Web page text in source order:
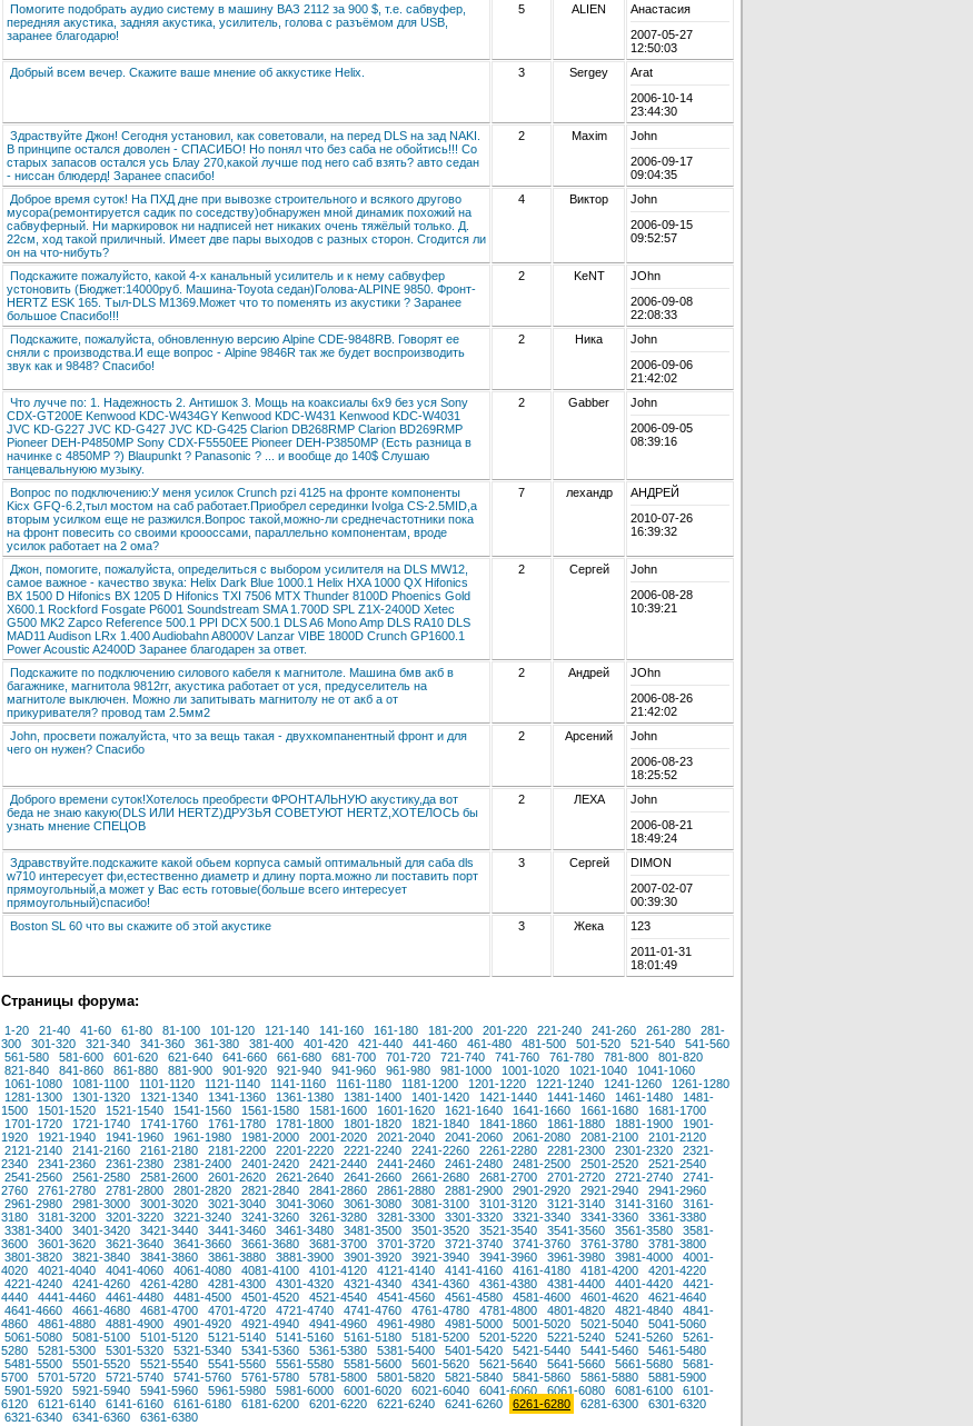
Помогите подобрать аудио систему в машину ВАЗ 2112 за 900 $, т.е. сабвуфер,
передняя акустика, задняя акустика, усилитель, голова с разъёмом для USB,
заранее благодарю!
5 ALIEN
Анастасия
2007-05-27
12:50:03
Добрый всем вечер. Скажите ваше мнение об аккустике Helix.
3 Sergey
Arat
2006-10-14
23:44:30
Здраствуйте Джон! Сегодня установил, как советовали, на перед DLS на зад NAKI.
В принципе остался доволен - СПАСИБО! Но понял что без саба не обойтись!!! Со
старых запасов остался усь Блау 270,какой лучше под него саб взять? авто седан
- ниссан блюдерд! Заранее спасибо!
2 Maxim
John
2006-09-17
09:04:35
Доброе время суток! На ПХД дне при вывозке строительного и всякого другово
мусора(ремонтируется садик по соседству)обнаружен мной динамик похожий на
сабвуферный. Ни маркировок ни надписей нет никаких очень тяжёлый только. Д.
22см, ход такой приличный. Имеет две пары выходов с разных сторон. Сгодится ли
он на что-нибуть?
4 Виктор
John
2006-09-15
09:52:57
Подскажите пожалуйсто, какой 4-х канальный усилитель и к нему сабвуфер
устоновить (Бюджет:14000руб. Машина-Toyota седан)Голова-ALPINE 9850. Фронт-
HERTZ ESK 165. Тыл-DLS M1369.Может что то поменять из акустики ? Заранее
большое Спасибо!!!
2 KeNT
JOhn
2006-09-08
22:08:33
Подскажите, пожалуйста, обновленную версию Alpine CDE-9848RB. Говорят ее
сняли с производства.И еще вопрос - Alpine 9846R так же будет воспроизводить
звук как и 9848? Спасибо!
2 Ника
John
2006-09-06
21:42:02
Что лучче по: 1. Надежность 2. Антишок 3. Мощь на коаксиалы 6x9 без уся Sony
CDX-GT200E Kenwood KDC-W434GY Kenwood KDC-W431 Kenwood KDC-W4031
JVC KD-G227 JVC KD-G427 JVC KD-G425 Clarion DB268RMP Clarion BD269RMP
Pioneer DEH-P4850MP Sony CDX-F5550EE Pioneer DEH-P3850MP (Есть разница в
начинке с 4850МР ?) Blaupunkt ? Panasonic ? ... и вообще до 140$ Слушаю
танцевальнуюю музыку.
2 Gabber
John
2006-09-05
08:39:16
Вопрос по подключению:У меня усилок Crunch pzi 4125 на фронте компоненты
Kicx GFQ-6.2,тыл мостом на саб работает.Приобрел серединки Ivolga CS-2.5MID,а
вторым усилком еще не разжился.Вопрос такой,можно-ли среднечастотники пока
на фронт повесить со своими кроооссами, параллельно компонентам, вроде
усилок работает на 2 ома?
7 лехандр
АНДРЕЙ
2010-07-26
16:39:32
Джон, помогите, пожалуйста, определиться с выбором усилителя на DLS MW12,
самое важное - качество звука: Helix Dark Blue 1000.1 Helix HXA 1000 QX Hifonics
BX 1500 D Hifonics BX 1205 D Hifonics TXI 7506 MTX Thunder 8100D Phoenics Gold
X600.1 Rockford Fosgate P6001 Soundstream SMA 1.700D SPL Z1X-2400D Xetec
G500 MK2 Zapco Reference 500.1 PPI DCX 500.1 DLS A6 Mono Amp DLS RA10 DLS
MAD11 Audison LRx 1.400 Audiobahn A8000V Lanzar VIBE 1800D Crunch GP1600.1
Power Acoustic A2400D Заранее благодарен за ответ.
2 Сергей
John
2006-08-28
10:39:21
Подскажите по подключению силового кабеля к магнитоле. Машина бмв акб в
багажнике, магнитола 9812rr, акустика работает от уся, предуселитель на
магнитоле выключен. Можно ли запитывать магнитолу не от акб а от
прикуривателя? провод там 2.5мм2
2 Андрей
JOhn
2006-08-26
21:42:02
John, просвети пожалуйста, что за вещь такая - двухкомпанентный фронт и для
чего он нужен? Спасибо
2 Арсений
John
2006-08-23
18:25:52
Доброго времени суток!Хотелось преобрести ФРОНТАЛЬНУЮ акустику,да вот
беда не знаю какую(DLS ИЛИ HERTZ)ДРУЗЬЯ СОВЕТУЮТ HERTZ,ХОТЕЛОСЬ бы
узнать мнение СПЕЦОВ
2 ЛЕХА
John
2006-08-21
18:49:24
Здравствуйте.подскажите какой обьем корпуса самый оптимальный для саба dls
w710 интересует фи,естественно диаметр и длину порта.можно ли поставить порт
прямоугольный,а может у Вас есть готовые(больше всего интересует
прямоугольный)спасибо!
3 Сергей
DIMON
2007-02-07
00:39:30
Boston SL 60 что вы скажите об этой акустике
3 Жека
123
2011-01-31
18:01:49
Страницы форума:
1-20 21-40 41-60 61-80 81-100 101-120 121-140 141-160 161-180 181-200 201-220 221-240 241-260 261-280
281-
300
301-320 321-340 341-360 361-380 381-400 401-420 421-440 441-460 461-480 481-500 501-520 521-540
541-560
561-580
581-600 601-620 621-640 641-660 661-680 681-700 701-720 721-740 741-760 761-780 781-800
801-820
821-840
841-860 861-880 881-900 901-920 921-940 941-960 961-980 981-1000 1001-1020 1021-1040
1041-1060
1061-1080
1081-1100 1101-1120 1121-1140 1141-1160 1161-1180 1181-1200 1201-1220 1221-1240 1241-1260
1261-1280
1281-1300
1301-1320 1321-1340 1341-1360 1361-1380 1381-1400 1401-1420 1421-1440 1441-1460 1461-1480
1481-
1500
1501-1520 1521-1540 1541-1560 1561-1580 1581-1600 1601-1620 1621-1640 1641-1660 1661-1680
1681-1700
1701-1720
1721-1740 1741-1760 1761-1780 1781-1800 1801-1820 1821-1840 1841-1860 1861-1880 1881-1900
1901-
1920
1921-1940 1941-1960 1961-1980 1981-2000 2001-2020 2021-2040 2041-2060 2061-2080 2081-2100
2101-2120
2121-2140
2141-2160 2161-2180 2181-2200 2201-2220 2221-2240 2241-2260 2261-2280 2281-2300 2301-2320
2321-
2340
2341-2360 2361-2380 2381-2400 2401-2420 2421-2440 2441-2460 2461-2480 2481-2500 2501-2520
2521-2540
2541-2560
2561-2580 2581-2600 2601-2620 2621-2640 2641-2660 2661-2680 2681-2700 2701-2720 2721-2740
2741-
2760
2761-2780 2781-2800 2801-2820 2821-2840 2841-2860 2861-2880 2881-2900 2901-2920 2921-2940
2941-2960
2961-2980
2981-3000 3001-3020 3021-3040 3041-3060 3061-3080 3081-3100 3101-3120 3121-3140 3141-3160
3161-
3180
3181-3200 3201-3220 3221-3240 3241-3260 3261-3280 3281-3300 3301-3320 3321-3340 3341-3360
3361-3380
3381-3400
3401-3420 3421-3440 3441-3460 3461-3480 3481-3500 3501-3520 3521-3540 3541-3560 3561-3580
3581-
3600
3601-3620 3621-3640 3641-3660 3661-3680 3681-3700 3701-3720 3721-3740 3741-3760 3761-3780
3781-3800
3801-3820
3821-3840 3841-3860 3861-3880 3881-3900 3901-3920 3921-3940 3941-3960 3961-3980 3981-4000
4001-
4020
4021-4040 4041-4060 4061-4080 4081-4100 4101-4120 4121-4140 4141-4160 4161-4180 4181-4200
4201-4220
4221-4240
4241-4260 4261-4280 4281-4300 4301-4320 4321-4340 4341-4360 4361-4380 4381-4400 4401-4420
4421-
4440
4441-4460 4461-4480 4481-4500 4501-4520 4521-4540 4541-4560 4561-4580 4581-4600 4601-4620
4621-4640
4641-4660
4661-4680 4681-4700 4701-4720 4721-4740 4741-4760 4761-4780 4781-4800 4801-4820 4821-4840
4841-
4860
4861-4880 4881-4900 4901-4920 4921-4940 4941-4960 4961-4980 4981-5000 5001-5020 5021-5040
5041-5060
5061-5080
5081-5100 5101-5120 5121-5140 5141-5160 5161-5180 5181-5200 5201-5220 5221-5240 5241-5260
5261-
5280
5281-5300 5301-5320 5321-5340 5341-5360 5361-5380 5381-5400 5401-5420 5421-5440 5441-5460
5461-5480
5481-5500
5501-5520 5521-5540 5541-5560 5561-5580 5581-5600 5601-5620 5621-5640 5641-5660 5661-5680
5681-
5700
5701-5720 5721-5740 5741-5760 5761-5780 5781-5800 5801-5820 5821-5840 5841-5860 5861-5880
5881-5900
5901-5920
5921-5940 5941-5960 5961-5980 5981-6000 6001-6020 6021-6040 6041-6060 6061-6080 6081-6100
6101-
6120
6121-6140 6141-6160 6161-6180 6181-6200 6201-6220 6221-6240 6241-6260 6261-6280 6281-6300
6301-6320
6321-6340
6341-6360
6361-6380